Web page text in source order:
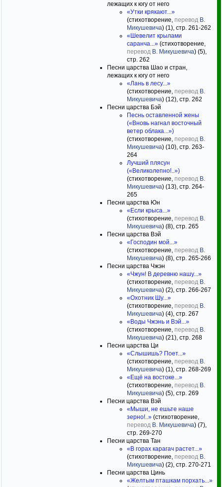
лежащих к югу от него
«Утки крякают...»
(стихотворение, перевод В.
Микушевича) (1), стр. 261-262
«Шевелит крылами
саранча...» (стихотворение,
перевод В. Микушевича) (5),
стр. 262
Песни царства Шао и стран,
лежащих к югу от него
«Лань в лесу...»
(стихотворение, перевод В.
Микушевича) (12), стр. 262
Песни царства Бэй
Песнь оставленной жены
(«Вновь нагнал восточный
ветер облака...»)
(стихотворение, перевод В.
Микушевича) (10), стр. 263-
264
Лучший плясун
(«Великолепно!..»)
(стихотворение, перевод В.
Микушевича) (13), стр. 264-
265
Песни царства Юн
«Если крыса...»
(стихотворение, перевод В.
Микушевича) (8), стр. 265
Песни царства Вэй
«Господин мой...»
(стихотворение, перевод В.
Микушевича) (8), стр. 265-266
Песни царства Чжэн
«Чжун! В деревню нашу...»
(стихотворение, перевод В.
Микушевича) (2), стр. 266-267
«Охотник Шу...»
(стихотворение, перевод В.
Микушевича) (4), стр. 267
«Воды Чжэнь и Вэй...»
(стихотворение, перевод В.
Микушевича) (21), стр. 268
Песни царства Ци
«Слышишь? Поет...»
(стихотворение, перевод В.
Микушевича) (1), стр. 268-269
«Ещё на востоке...»
(стихотворение, перевод В.
Микушевича) (5), стр. 269
Песни царства Вэй
«Мыши, не ешьте наше
зерно!..» (стихотворение,
перевод В. Микушевича) (7),
стр. 269-270
Песни царства Тан
«В горах карагач растет...»
(стихотворение, перевод В.
Микушевича) (2), стр. 270-271
Песни царства Цинь
«Желтым пташкам порхать...»